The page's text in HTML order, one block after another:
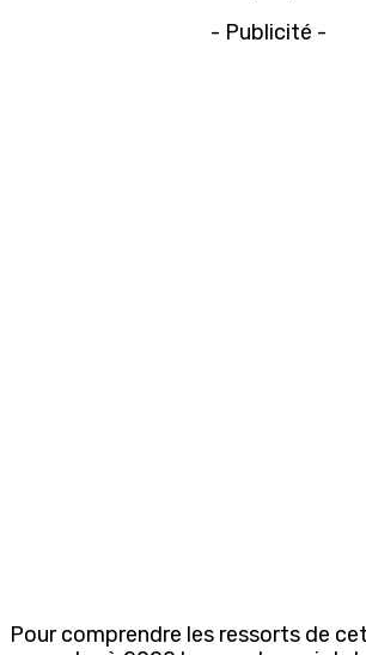
- Publicité -
Pour comprendre les ressorts de